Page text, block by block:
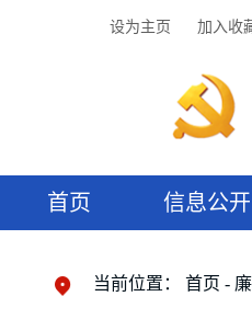
设为主页 加入收
首页 信息公开
当前位置： 首页